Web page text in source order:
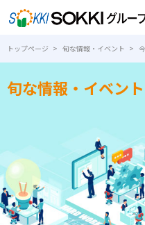
トップページ 旬な情報・イベント
旬な情報・イベント